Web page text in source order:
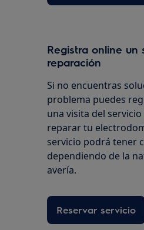
Registra online un
reparación
Si no encuentras
problema puedes
una visita del
reparar tu
servicio podrá tener
dependiendo de la
avería.
Reservar servicio